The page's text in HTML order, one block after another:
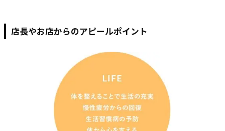
店長やお店からのアピールポイント